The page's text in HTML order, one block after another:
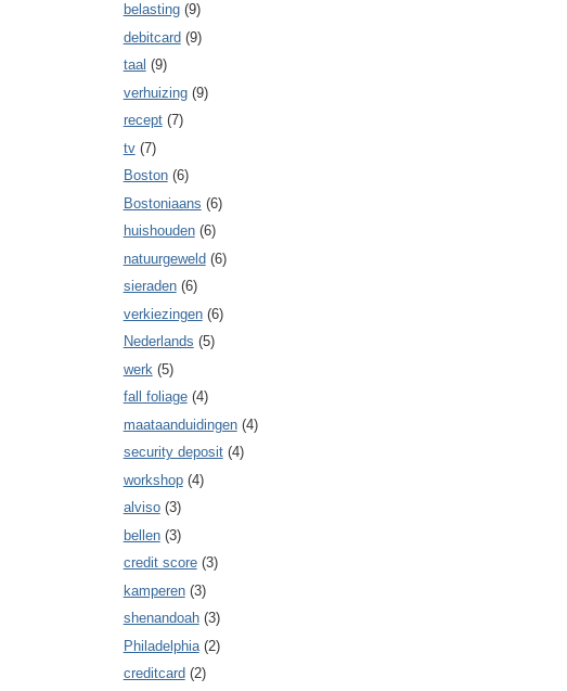
belasting (9)
debitcard (9)
taal (9)
verhuizing (9)
recept (7)
tv (7)
Boston (6)
Bostoniaans (6)
huishouden (6)
natuurgeweld (6)
sieraden (6)
verkiezingen (6)
Nederlands (5)
werk (5)
fall foliage (4)
maataanduidingen (4)
security deposit (4)
workshop (4)
alviso (3)
bellen (3)
credit score (3)
kamperen (3)
shenandoah (3)
Philadelphia (2)
creditcard (2)